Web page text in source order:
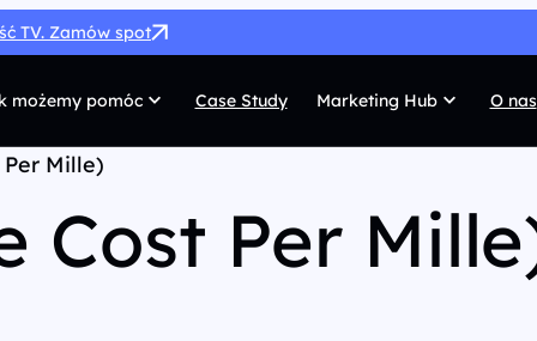
TV. Zamów spot
możemy pomóc Case Study Marketing Hub O nas
Mille)
Cost Per